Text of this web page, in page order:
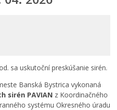
sa uskutoční preskúšanie sirén.
Banská Bystrica vykonaná
sirén PAVIAN z Koordinačného
systému Okresného úradu